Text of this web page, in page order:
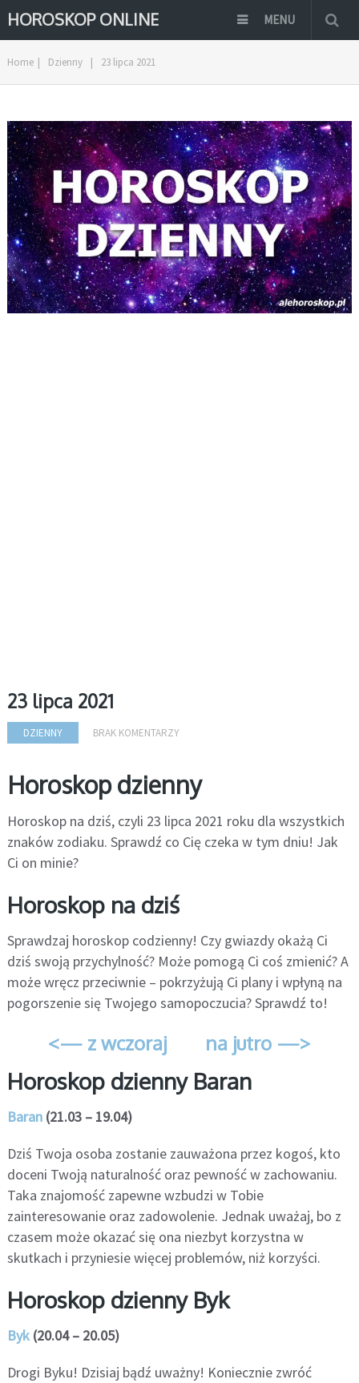
HOROSKOP ONLINE MENU
Home | Dzienny | 23 lipca 2021
23 lipca 2021
DZIENNY BRAK KOMENTARZY
Horoskop dzienny
Horoskop na dziś, czyli 23 lipca 2021 roku dla wszystkich
znaków zodiaku. Sprawdź co Cię czeka w tym dniu! Jak
Ci on minie?
Horoskop na dziś
Sprawdzaj horoskop codzienny! Czy gwiazdy okażą Ci
dziś swoją przychylność? Może pomogą Ci coś zmienić? A
może wręcz przeciwnie – pokrzyżują Ci plany i wpłyną na
pogorszenie się Twojego samopoczucia? Sprawdź to!
<— z wczoraj na jutro —>
Horoskop dzienny Baran
Baran(21.03 – 19.04)
Dziś Twoja osoba zostanie zauważona przez kogoś, kto
doceni Twoją naturalność oraz pewność w zachowaniu.
Taka znajomość zapewne wzbudzi w Tobie
zainteresowanie oraz zadowolenie. Jednak uważaj, bo z
czasem może okazać się ona niezbyt korzystna w
skutkach i przyniesie więcej problemów, niż korzyści.
Horoskop dzienny Byk
Byk(20.04 – 20.05)
Drogi Byku! Dzisiaj bądź uważny! Koniecznie zwróć